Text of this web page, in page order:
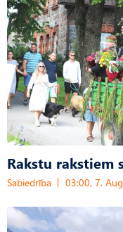
Rakstu rakstiem
Sabiedrība 03:00, 7.